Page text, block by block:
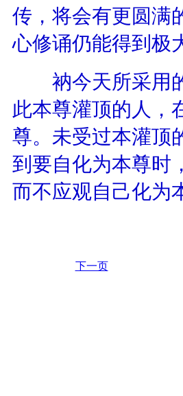
传，将会有更圆满
心修诵仍能得到极
衲今天所采用的
此本尊灌顶的人，
尊。未受过本灌顶
到要自化为本尊时
而不应观自己化为
下一页